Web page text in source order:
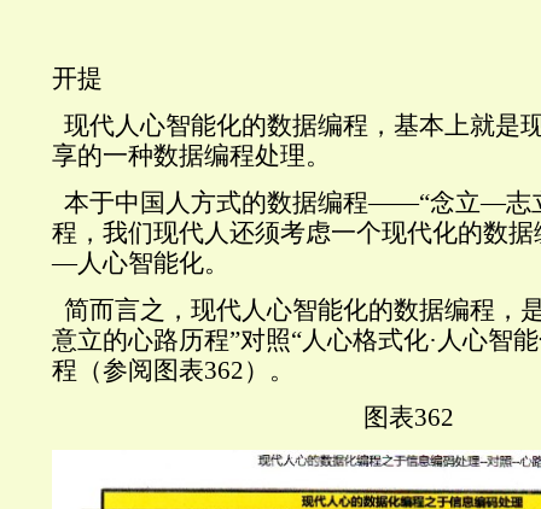
开提
现代人心智能化的数据编程，基本上就是
享的一种数据编程处理。
本于中国人方式的数据编程——“念立—志
程，我们现代人还须考虑一个现代化的数
—人心智能化。
简而言之，现代人心智能化的数据编程
意立的心路历程”对照“人心格式化·人心智
程（参阅图表362）。
图表362